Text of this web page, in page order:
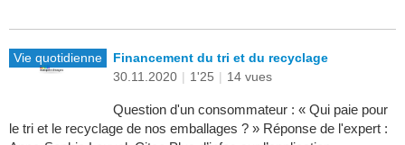
Vie quotidienne
Financement du tri et du recyclage
30.11.2020 | 1'25 | 14 vues
Question d'un consommateur : « Qui paie pour
le tri et le recyclage de nos emballages ? » Réponse de l'expert :